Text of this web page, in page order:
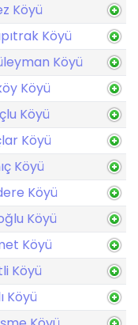
Köyü
Köyü
Köyü
Köyü
Köyü
Köyü
Köyü
Köyü
Köyü
Köyü
Köyü
Köyü